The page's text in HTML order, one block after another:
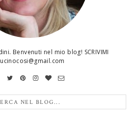
Benvenuti nel mio blog! SCRIVIMI